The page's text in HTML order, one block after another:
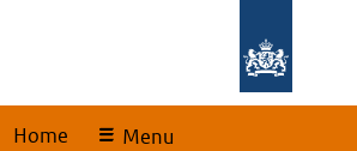
Home Menu